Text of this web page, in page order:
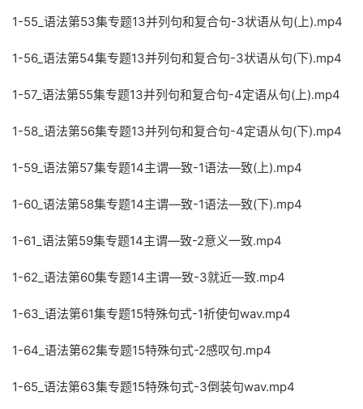
1-55_语法第53集专题13并列句和复合句-3状语从句(上).mp4
1-56_语法第54集专题13并列句和复合句-3状语从句(下).mp4
1-57_语法第55集专题13并列句和复合句-4定语从句(上).mp4
1-58_语法第56集专题13并列句和复合句-4定语从句(下).mp4
1-59_语法第57集专题14主谓—致-1语法—致(上).mp4
1-60_语法第58集专题14主谓—致-1语法—致(下).mp4
1-61_语法第59集专题14主谓—致-2意义一致.mp4
1-62_语法第60集专题14主谓—致-3就近—致.mp4
1-63_语法第61集专题15特殊句式-1祈使句wav.mp4
1-64_语法第62集专题15特殊句式-2感叹句.mp4
1-65_语法第63集专题15特殊句式-3倒装句wav.mp4